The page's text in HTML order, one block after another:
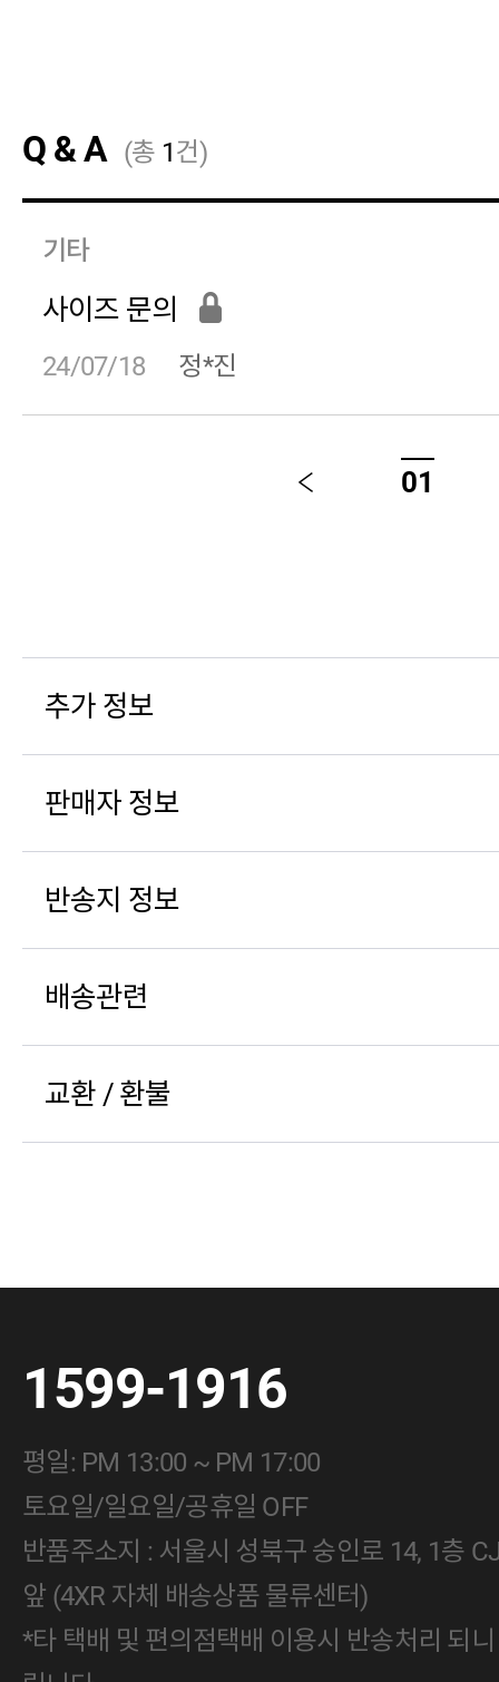
Q & A (총 1건)
기타
사이즈 문의
24/07/18 정*진
01
추가 정보
판매자 정보
반송지 정보
배송관련
교환 / 환불
1599-1916
평일: PM 13:00 ~ PM 17:00
토요일/일요일/공휴일 OFF
반품주소지 : 서울시 성북구 숭인로 14, 1층
앞 (4XR 자체 배송상품 물류센터)
*타 택배 및 편의점택배 이용시 반송처리 되